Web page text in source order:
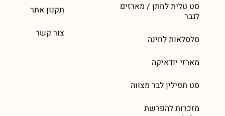
סט טלית לחתן / מארזים
לגבר
סלסלאות לחינה
מארזי יודאיקה
סט תפילין לבר מצווה
מזכרות להפרשת
תקנון אתר
צור קשר